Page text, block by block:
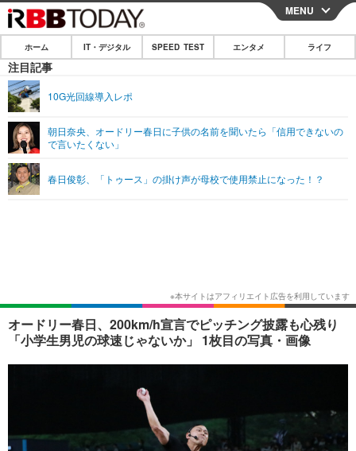
CLOSE
ホーム
IT・デジタル
ネタ
ショッピング その他
SPEED TEST
エンタメ
エンタメTOP 映画・ドラマ
ショッピング その他
ライフ
MENU
ホーム IT・デジタル SPEED TEST エンタメ ライフ
注目記事
10G光回線導入レポ
朝日奈央、オードリー春日に子供の名前を聞いたら「信用できないの
で言いたくない」
春日俊彰、「トゥース」の掛け声が母校で使用禁止になった！？
オードリー春日、200km/h宣言でピッチング披露も心残り
「小学生男児の球速じゃないか」 1枚目の写真・画像